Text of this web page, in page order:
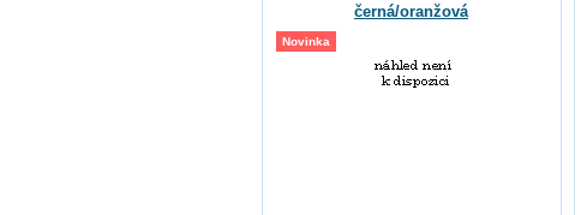
černá/oranžová
Novinka